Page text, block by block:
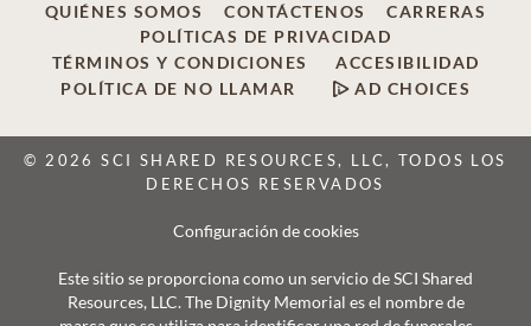
QUIÉNES SOMOS CONTÁCTENOS
CARRERAS
POLÍTICAS DE PRIVACIDAD
TÉRMINOS Y CONDICIONES
ACCESIBILIDAD
POLÍTICA DE NO LLAMAR
AD CHOICES
© 2026 SCI SHARED RESOURCES, LLC, TODOS LOS
DERECHOS RESERVADOS
Configuración de cookies
Este sitio se proporciona como un servicio de SCI Shared
Resources, LLC. The Dignity Memorial es el nombre de